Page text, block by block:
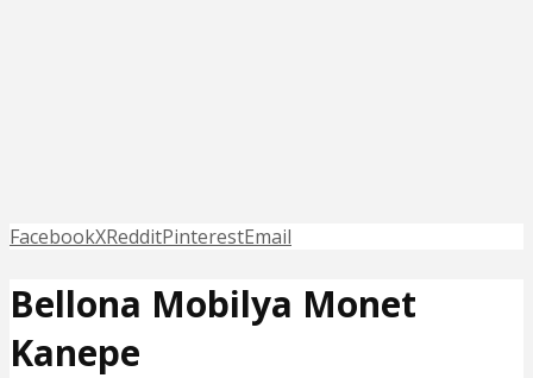
FacebookXRedditPinterestEmail
Bellona Mobilya Monet
Kanepe